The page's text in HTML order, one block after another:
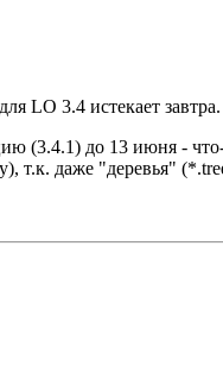
LO 3.4 истекает завтра.
(3.4.1) до 13 июня -
т.к. даже "деревья"